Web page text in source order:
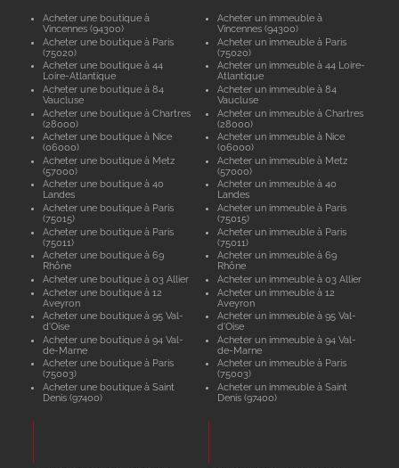
Acheter une boutique à
Vincennes (94300)
Acheter une boutique à Paris
(75020)
Acheter une boutique à 44
Loire-Atlantique
Acheter une boutique à 84
Vaucluse
Acheter une boutique à Chartres
(28000)
Acheter une boutique à Nice
(06000)
Acheter une boutique à Metz
(57000)
Acheter une boutique à 40
Landes
Acheter une boutique à Paris
(75015)
Acheter une boutique à Paris
(75011)
Acheter une boutique à 69
Rhône
Acheter une boutique à 03 Allier
Acheter une boutique à 12
Aveyron
Acheter une boutique à 95 Val-
d'Oise
Acheter une boutique à 94 Val-
de-Marne
Acheter une boutique à Paris
(75003)
Acheter une boutique à Saint
Denis (97400)
Acheter un immeuble à
Vincennes (94300)
Acheter un immeuble à Paris
(75020)
Acheter un immeuble à 44 Loire-
Atlantique
Acheter un immeuble à 84
Vaucluse
Acheter un immeuble à Chartres
(28000)
Acheter un immeuble à Nice
(06000)
Acheter un immeuble à Metz
(57000)
Acheter un immeuble à 40
Landes
Acheter un immeuble à Paris
(75015)
Acheter un immeuble à Paris
(75011)
Acheter un immeuble à 69
Rhône
Acheter un immeuble à 03 Allier
Acheter un immeuble à 12
Aveyron
Acheter un immeuble à 95 Val-
d'Oise
Acheter un immeuble à 94 Val-
de-Marne
Acheter un immeuble à Paris
(75003)
Acheter un immeuble à Saint
Denis (97400)